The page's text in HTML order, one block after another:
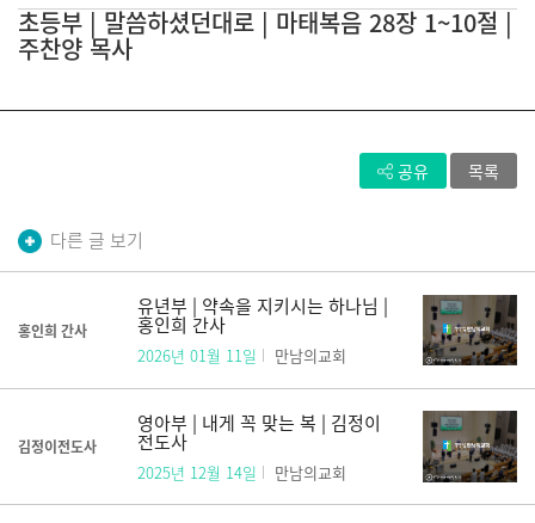
초등부 | 말씀하셨던대로 | 마태복음 28장 1~10절 |
주찬양 목사
공유 목록
다른 글 보기
홍인희 간사
유년부 | 약속을 지키시는 하나님 |
홍인희 간사
2026년 01월 11일 만남의교회
김정이전도사
영아부 | 내게 꼭 맞는 복 | 김정이
전도사
2025년 12월 14일 만남의교회